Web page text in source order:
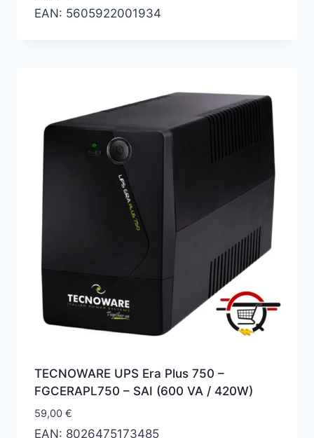
EAN: 5605922001934
TECNOWARE UPS Era Plus 750 –
‎FGCERAPL750 – SAI (600 VA / 420W)
59,00 €
EAN: 8026475173485